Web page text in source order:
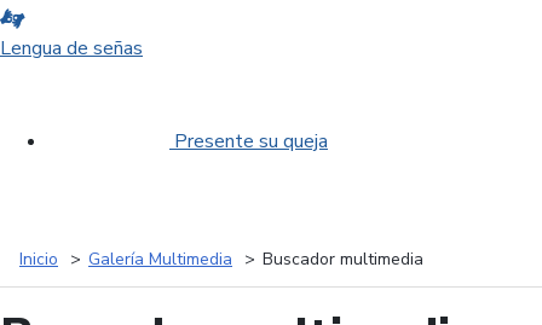
Lengua de señas
Presente su queja
Inicio Galería Multimedia Buscador multimedia